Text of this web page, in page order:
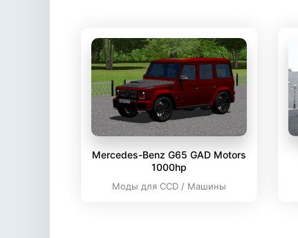
Mercedes-Benz G65 GAD Motors
1000hp
Моды для CCD / Машины